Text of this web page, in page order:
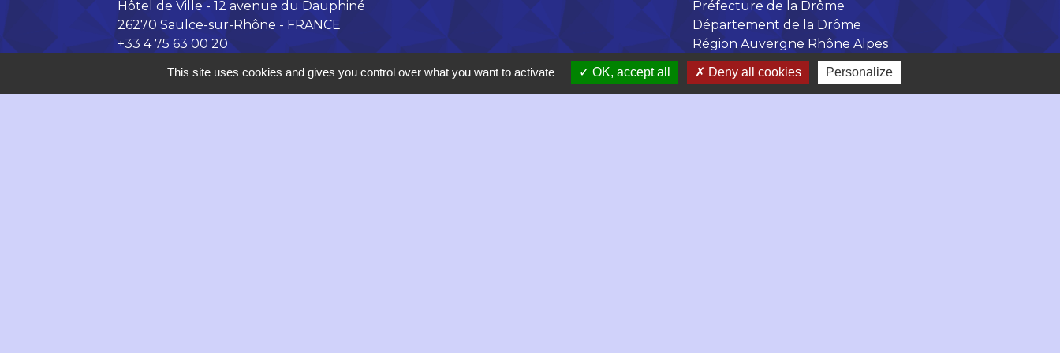
Hôtel de Ville - 12 avenue du Dauphiné
26270 Saulce-sur-Rhône - FRANCE
+33 4 75 63 00 20
Contact par formulaire
Préfecture de la Drôme
Département de la Drôme
Région Auvergne Rhône Alpes
This site uses cookies and gives you control over what you want to activate OK, accept all Deny all cookies Personalize